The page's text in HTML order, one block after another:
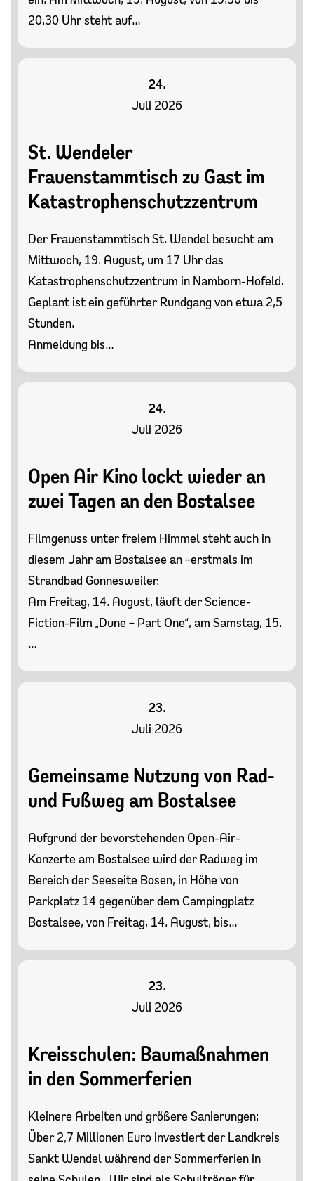
20.30 Uhr steht auf…
24.
Juli 2026
St. Wendeler
Frauenstammtisch zu Gast im
Katastrophenschutzzentrum
Der Frauenstammtisch St. Wendel besucht am
Mittwoch, 19. August, um 17 Uhr das
Katastrophenschutzzentrum in Namborn-Hofeld.
Geplant ist ein geführter Rundgang von etwa 2,5
Stunden.
Anmeldung bis…
24.
Juli 2026
Open Air Kino lockt wieder an
zwei Tagen an den Bostalsee
Filmgenuss unter freiem Himmel steht auch in
diesem Jahr am Bostalsee an –erstmals im
Strandbad Gonnesweiler.
Am Freitag, 14. August, läuft der Science-
Fiction-Film „Dune – Part One“, am Samstag, 15.
…
23.
Juli 2026
Gemeinsame Nutzung von Rad-
und Fußweg am Bostalsee
Aufgrund der bevorstehenden Open-Air-
Konzerte am Bostalsee wird der Radweg im
Bereich der Seeseite Bosen, in Höhe von
Parkplatz 14 gegenüber dem Campingplatz
Bostalsee, von Freitag, 14. August, bis…
23.
Juli 2026
Kreisschulen: Baumaßnahmen
in den Sommerferien
Kleinere Arbeiten und größere Sanierungen:
Über 2,7 Millionen Euro investiert der Landkreis
Sankt Wendel während der Sommerferien in